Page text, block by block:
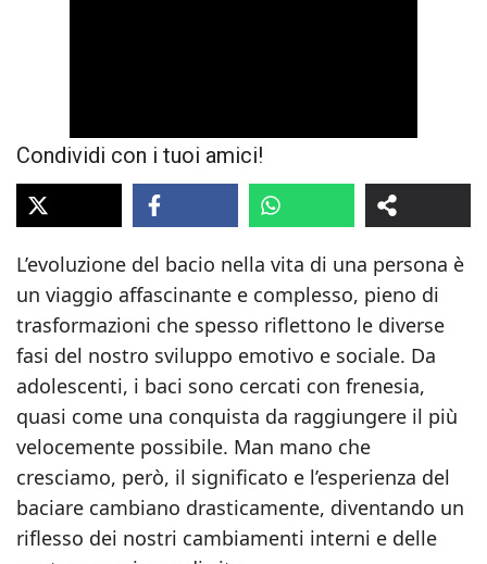
Condividi con i tuoi amici!
L’evoluzione del bacio nella vita di una persona è
un viaggio affascinante e complesso, pieno di
trasformazioni che spesso riflettono le diverse
fasi del nostro sviluppo emotivo e sociale. Da
adolescenti, i baci sono cercati con frenesia,
quasi come una conquista da raggiungere il più
velocemente possibile. Man mano che
cresciamo, però, il significato e l’esperienza del
baciare cambiano drasticamente, diventando un
riflesso dei nostri cambiamenti interni e delle